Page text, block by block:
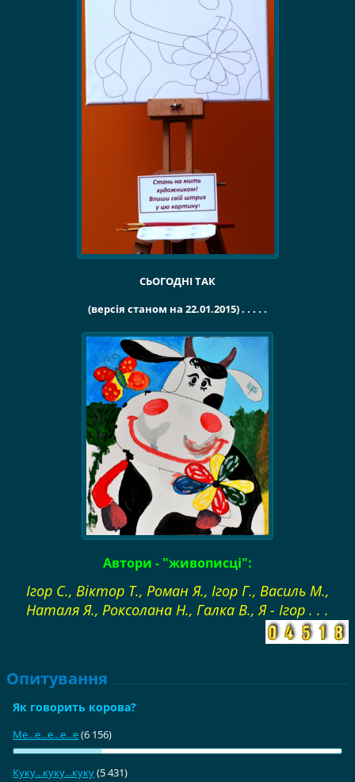
СЬОГОДНІ ТАК
(версія станом на 22.01.2015) . . . . .
Автори - "живописці":
Ігор С., Віктор Т., Роман Я., Ігор Г., Василь М.,
Наталя Я., Роксолана Н., Галка В., Я - Ігор . . .
Опитування
Як говорить корова?
Ме...е...е...е...е(6 156)
Куку...куку...куку(5 431)